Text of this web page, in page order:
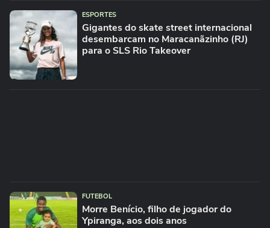
ESPORTES
Gigantes do skate street internacional
desembarcam no Maracanãzinho (RJ)
para o SLS Rio Takeover
FUTEBOL
Morre Benício, filho de jogador do
Ypiranga, aos dois anos